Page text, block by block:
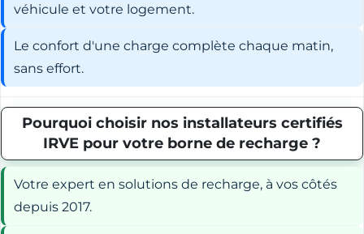
véhicule et votre logement.
Le confort d'une charge complète chaque matin,
sans effort.
Pourquoi choisir nos installateurs certifiés
IRVE pour votre borne de recharge ?
Votre expert en solutions de recharge, à vos côtés
depuis 2017.